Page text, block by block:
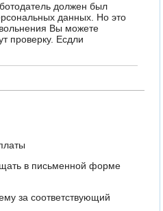
должен был
данных. Но это
Вы можете
проверку. Есдли
в письменной форме
за соответствующий